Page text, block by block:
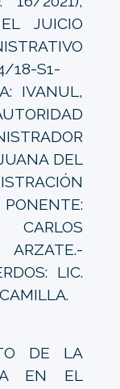
JUICIO
18-S1-
IVANUL,
DEL
LIC.
DE LA
EN EL